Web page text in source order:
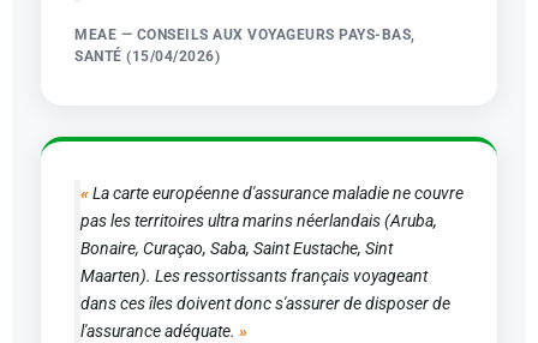
MEAE — CONSEILS AUX VOYAGEURS PAYS-BAS,
SANTÉ (15/04/2026)
La carte européenne d'assurance maladie ne couvre
pas les territoires ultra marins néerlandais (Aruba,
Bonaire, Curaçao, Saba, Saint Eustache, Sint
Maarten). Les ressortissants français voyageant
dans ces îles doivent donc s'assurer de disposer de
l'assurance adéquate.